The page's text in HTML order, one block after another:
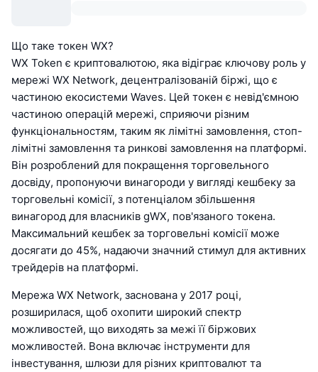
Що таке токен WX?
WX Token є криптовалютою, яка відіграє ключову роль у
мережі WX Network, децентралізованій біржі, що є
частиною екосистеми Waves. Цей токен є невід'ємною
частиною операцій мережі, сприяючи різним
функціональностям, таким як лімітні замовлення, стоп-
лімітні замовлення та ринкові замовлення на платформі.
Він розроблений для покращення торговельного
досвіду, пропонуючи винагороди у вигляді кешбеку за
торговельні комісії, з потенціалом збільшення
винагород для власників gWX, пов'язаного токена.
Максимальний кешбек за торговельні комісії може
досягати до 45%, надаючи значний стимул для активних
трейдерів на платформі.
Мережа WX Network, заснована у 2017 році,
розширилася, щоб охопити широкий спектр
можливостей, що виходять за межі її біржових
можливостей. Вона включає інструменти для
інвестування, шлюзи для різних криптовалют та